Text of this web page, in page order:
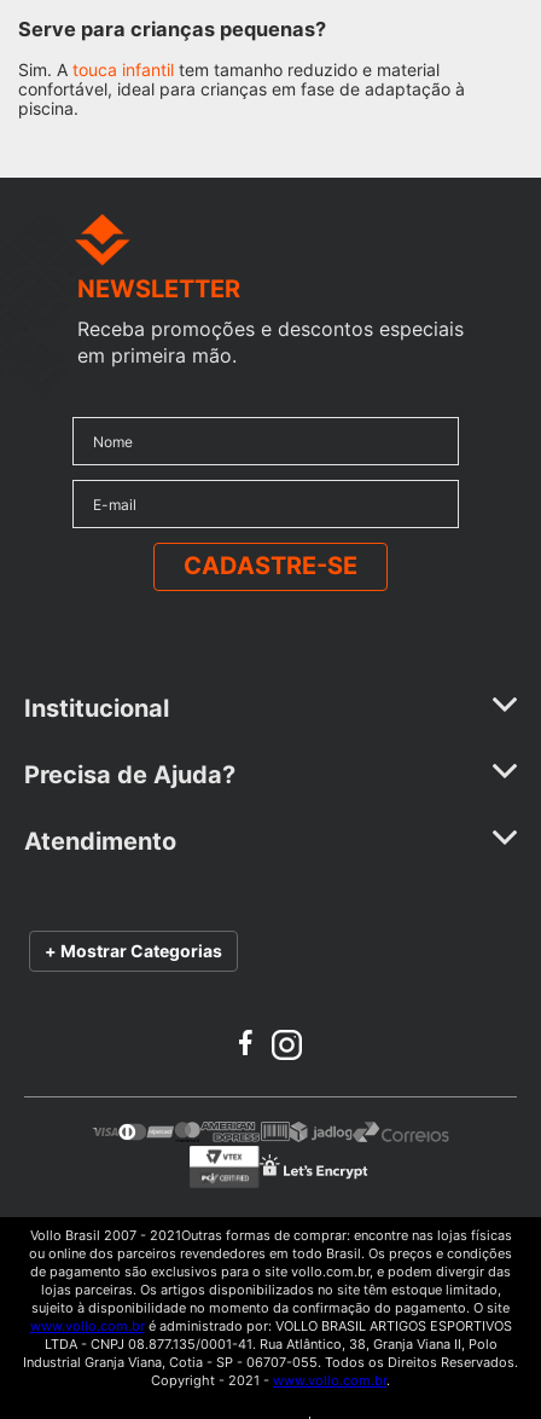
Serve para crianças pequenas?
Sim. A touca infantil tem tamanho reduzido e material
confortável, ideal para crianças em fase de adaptação à
piscina.
NEWSLETTER
Receba promoções e descontos especiais
em primeira mão.
CADASTRE-SE
Institucional
A Marca
Catálogo
Precisa de Ajuda?
Formas de Pagamento
Política de Privacidade
Termos e Condições de Uso
Atendimento
Troca e Devoluções
+ Mostrar Categorias
Vollo Brasil 2007 - 2021Outras formas de comprar: encontre nas lojas físicas
ou online dos parceiros revendedores em todo Brasil. Os preços e condições
de pagamento são exclusivos para o site vollo.com.br, e podem divergir das
lojas parceiras. Os artigos disponibilizados no site têm estoque limitado,
sujeito à disponibilidade no momento da confirmação do pagamento. O site
www.vollo.com.bré administrado por: VOLLO BRASIL ARTIGOS ESPORTIVOS
LTDA - CNPJ 08.877.135/0001-41. Rua Atlântico, 38, Granja Viana II, Polo
Industrial Granja Viana, Cotia - SP - 06707-055. Todos os Direitos Reservados.
Copyright - 2021 - www.vollo.com.br.